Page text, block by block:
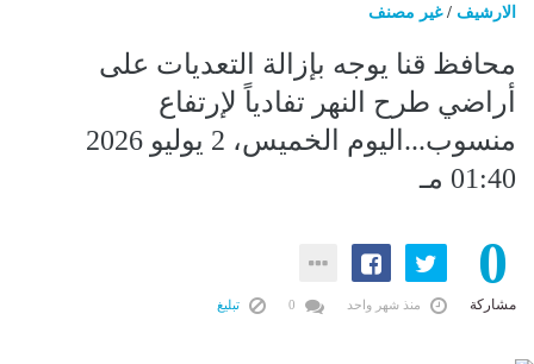
الارشيف /غير مصنف
محافظ قنا يوجه بإزالة التعديات على
أراضي طرح النهر تفادياً لإرتفاع
منسوب...اليوم الخميس، 2 يوليو 2026
01:40 مـ
0
مشاركة منذ شهر واحد تبليغ